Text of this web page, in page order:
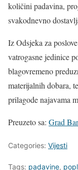
količini padavina,
svakodnevno
Iz Odsjeka za
vatrogasne jedinice
blagovremeno
materijalnih dobara,
prilagode najavama
Preuzeto sa: Grad
Categories: Vijesti
Tags: padavine,